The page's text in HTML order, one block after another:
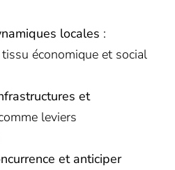
locales :
économique et social
et
leviers
et anticiper